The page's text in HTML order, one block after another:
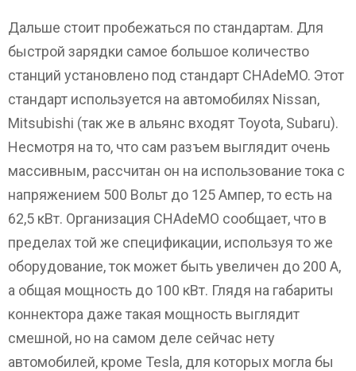
Дальше стоит пробежаться по стандартам. Для
быстрой зарядки самое большое количество
станций установлено под стандарт CHAdeMO. Этот
стандарт используется на автомобилях Nissan,
Mitsubishi (так же в альянс входят Toyota, Subaru).
Несмотря на то, что сам разъем выглядит очень
массивным, рассчитан он на использование тока с
напряжением 500 Вольт до 125 Ампер, то есть на
62,5 кВт. Организация CHAdeMO сообщает, что в
пределах той же спецификации, используя то же
оборудование, ток может быть увеличен до 200 А,
а общая мощность до 100 кВт. Глядя на габариты
коннектора даже такая мощность выглядит
смешной, но на самом деле сейчас нету
автомобилей, кроме Tesla, для которых могла бы